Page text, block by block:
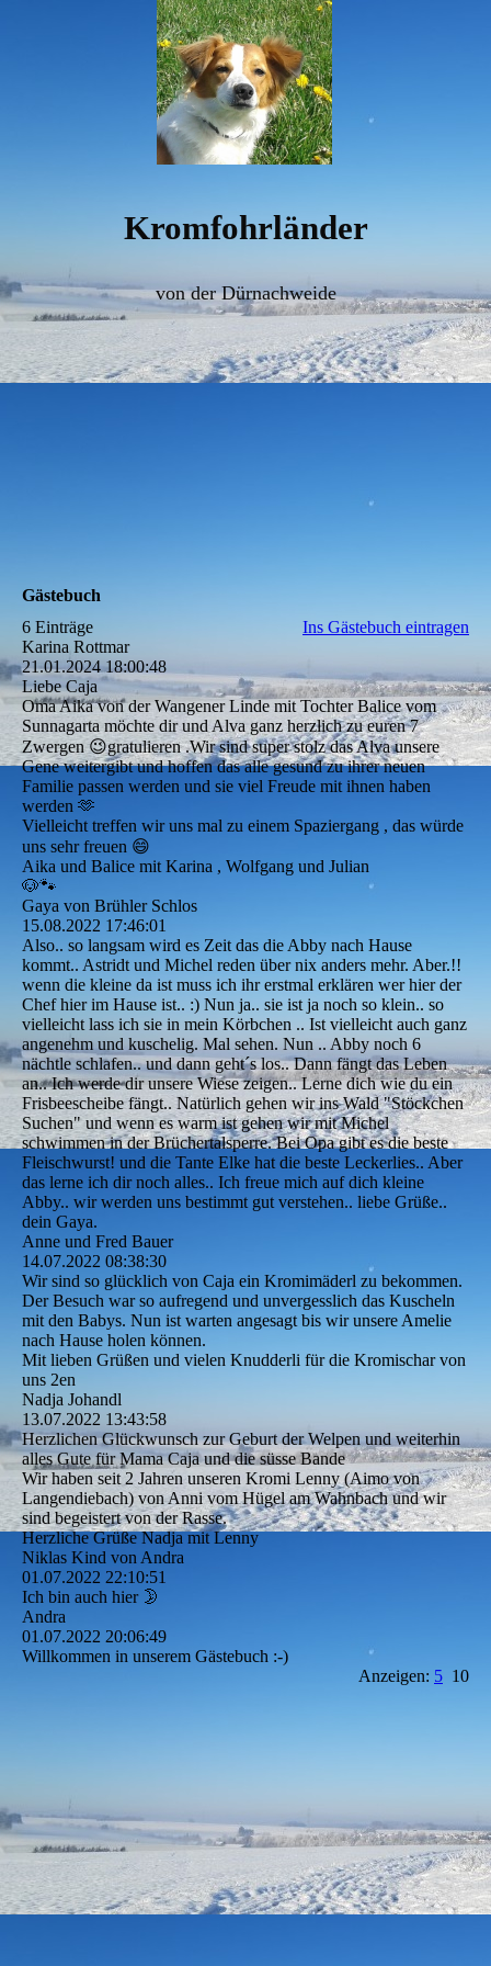
Kromfohrländer
von der Dürnachweide
Gästebuch
6 Einträge
Ins Gästebuch eintragen
Karina Rottmar
21.01.2024 18:00:48
Liebe Caja
Oma Aika von der Wangener Linde mit Tochter Balice vom
Sunnagarta möchte dir und Alva ganz herzlich zu euren 7
Zwergen 😉gratulieren .Wir sind super stolz das Alva unsere
Gene weitergibt und hoffen das alle gesund zu ihrer neuen
Familie passen werden und sie viel Freude mit ihnen haben
werden 🫶
Vielleicht treffen wir uns mal zu einem Spaziergang , das würde
uns sehr freuen 😄
Aika und Balice mit Karina , Wolfgang und Julian
🐶🐾
Gaya von Brühler Schlos
15.08.2022 17:46:01
Also.. so langsam wird es Zeit das die Abby nach Hause
kommt.. Astridt und Michel reden über nix anders mehr. Aber.!!
wenn die kleine da ist muss ich ihr erstmal erklären wer hier der
Chef hier im Hause ist.. :) Nun ja.. sie ist ja noch so klein.. so
vielleicht lass ich sie in mein Körbchen .. Ist vielleicht auch ganz
angenehm und kuschelig. Mal sehen. Nun .. Abby noch 6
nächtle schlafen.. und dann geht´s los.. Dann fängt das Leben
an.. Ich werde dir unsere Wiese zeigen.. Lerne dich wie du ein
Frisbeescheibe fängt.. Natürlich gehen wir ins Wald "Stöckchen
Suchen" und wenn es warm ist gehen wir mit Michel
schwimmen in der Brüchertalsperre. Bei Opa gibt es die beste
Fleischwurst! und die Tante Elke hat die beste Leckerlies.. Aber
das lerne ich dir noch alles.. Ich freue mich auf dich kleine
Abby.. wir werden uns bestimmt gut verstehen.. liebe Grüße..
dein Gaya.
Anne und Fred Bauer
14.07.2022 08:38:30
Wir sind so glücklich von Caja ein Kromimäderl zu bekommen.
Der Besuch war so aufregend und unvergesslich das Kuscheln
mit den Babys. Nun ist warten angesagt bis wir unsere Amelie
nach Hause holen können.
Mit lieben Grüßen und vielen Knudderli für die Kromischar von
uns 2en
Nadja Johandl
13.07.2022 13:43:58
Herzlichen Glückwunsch zur Geburt der Welpen und weiterhin
alles Gute für Mama Caja und die süsse Bande
Wir haben seit 2 Jahren unseren Kromi Lenny (Aimo von
Langendiebach) von Anni vom Hügel am Wahnbach und wir
sind begeistert von der Rasse.
Herzliche Grüße Nadja mit Lenny
Niklas Kind von Andra
01.07.2022 22:10:51
Ich bin auch hier 🌛
Andra
01.07.2022 20:06:49
Willkommen in unserem Gästebuch :-)
Anzeigen: 5 10